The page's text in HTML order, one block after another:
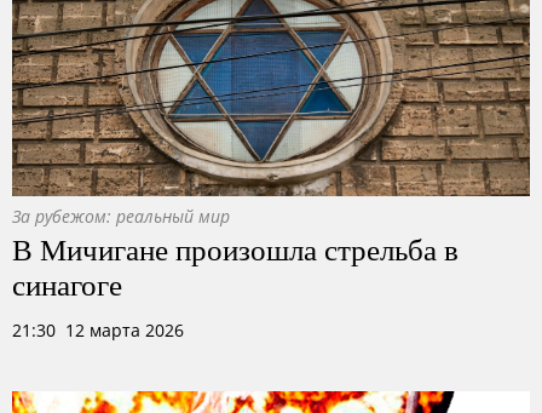
За рубежом: реальный мир
В Мичигане произошла стрельба в
синагоге
21:30 12 марта 2026